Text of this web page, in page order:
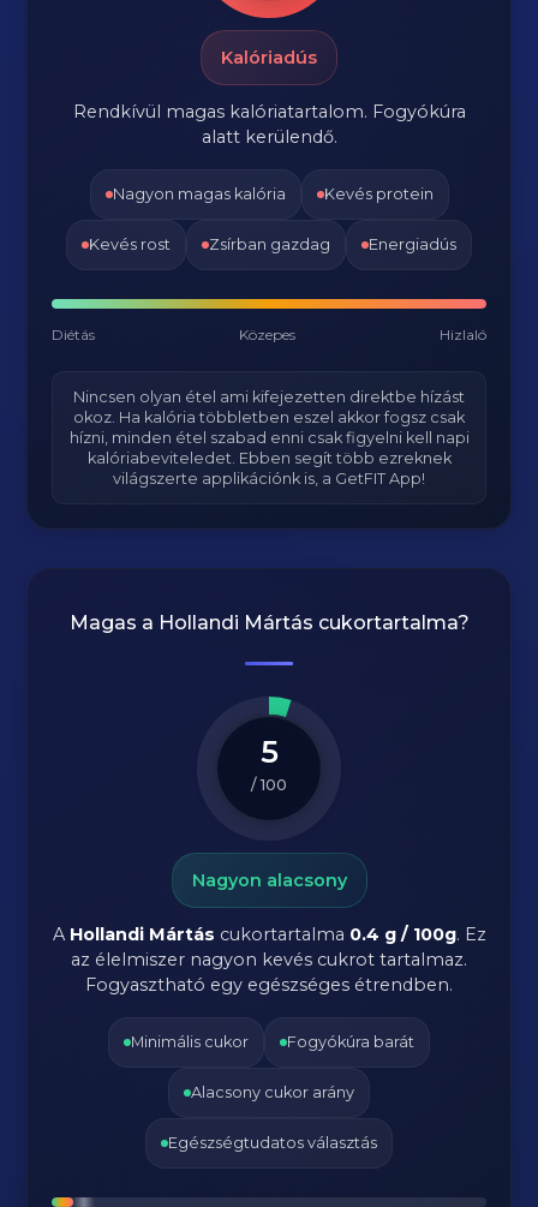
Kalóriadús
Rendkívül magas kalóriatartalom. Fogyókúra
alatt kerülendő.
Nagyon magas kalória Kevés protein
Kevés rost Zsírban gazdag Energiadús
Diétás Közepes Hizlaló
Nincsen olyan étel ami kifejezetten direktbe hízást
okoz. Ha kalória többletben eszel akkor fogsz csak
hízni, minden étel szabad enni csak figyelni kell napi
kalóriabeviteledet. Ebben segít több ezreknek
világszerte applikációnk is, a GetFIT App!
Magas a Hollandi Mártás cukortartalma?
5
/ 100
Nagyon alacsony
A Hollandi Mártás cukortartalma 0.4 g / 100g. Ez
az élelmiszer nagyon kevés cukrot tartalmaz.
Fogyasztható egy egészséges étrendben.
Minimális cukor Fogyókúra barát
Alacsony cukor arány
Egészségtudatos választás